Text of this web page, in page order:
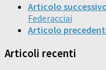
Articolo
Federacciai
Articolo
Articoli recenti